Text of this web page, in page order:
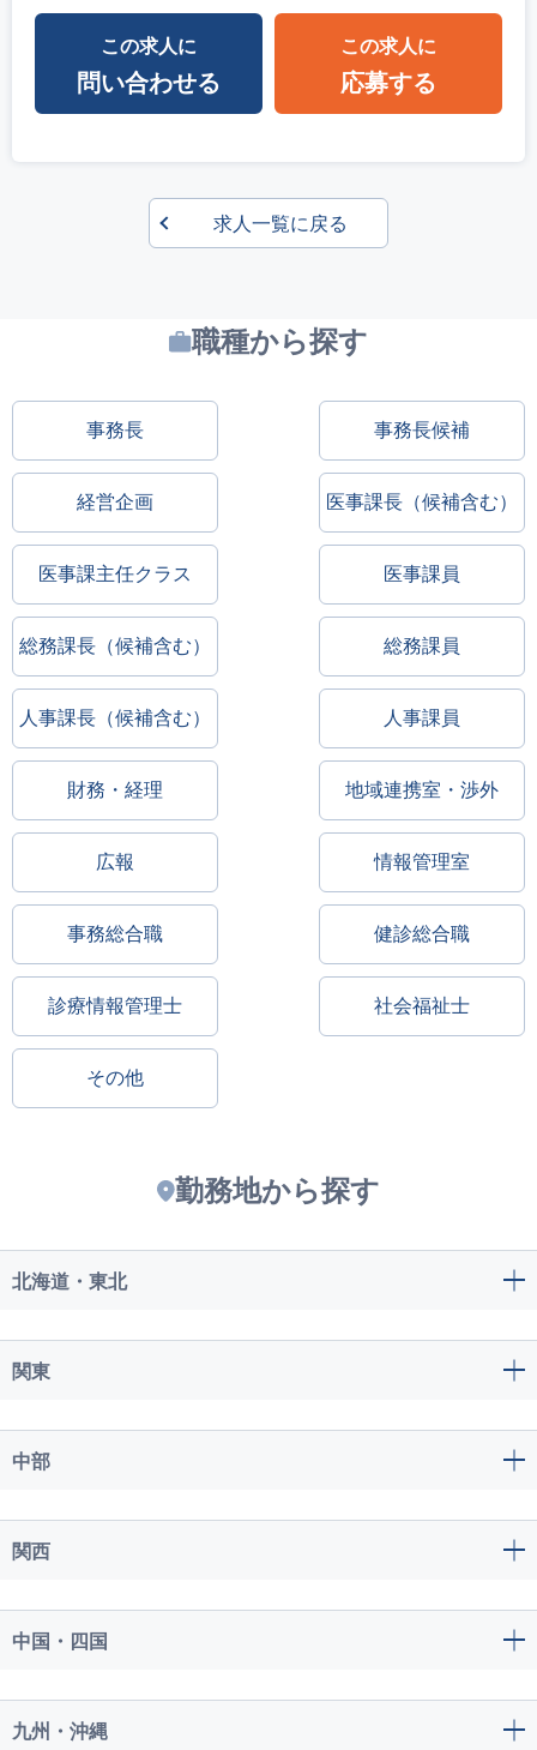
この求人に
問い合わせる
この求人に
応募する
求人一覧に戻る
職種から探す
事務長 事務長候補
経営企画 医事課長（候補含む）
医事課主任クラス 医事課員
総務課長（候補含む） 総務課員
人事課長（候補含む） 人事課員
財務・経理 地域連携室・渉外
広報 情報管理室
事務総合職 健診総合職
診療情報管理士 社会福祉士
その他
勤務地から探す
北海道・東北
関東
中部
関西
中国・四国
九州・沖縄